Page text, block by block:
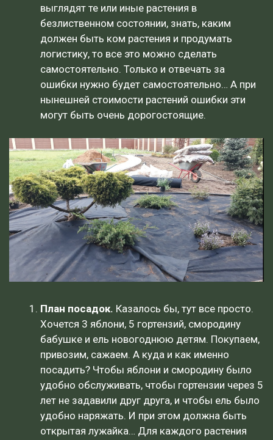
выглядят те или иные растения в
безлиственном состоянии, знать, каким
должен быть ком растения и продумать
логистику, то все это можно сделать
самостоятельно. Только и отвечать за
ошибки нужно будет самостоятельно… А при
нынешней стоимости растений ошибки эти
могут быть очень дорогостоящие.
План посадок. Казалось бы, тут все просто.
Хочется 3 яблони, 5 гортензий, смородину
бабушке и ель новогоднюю детям. Покупаем,
привозим, сажаем. А куда и как именно
посадить? Чтобы яблони и смородину было
удобно обслуживать, чтобы гортензии через 5
лет не задавили друг друга, и чтобы ель было
удобно наряжать. И при этом должна быть
открытая лужайка… Для каждого растения